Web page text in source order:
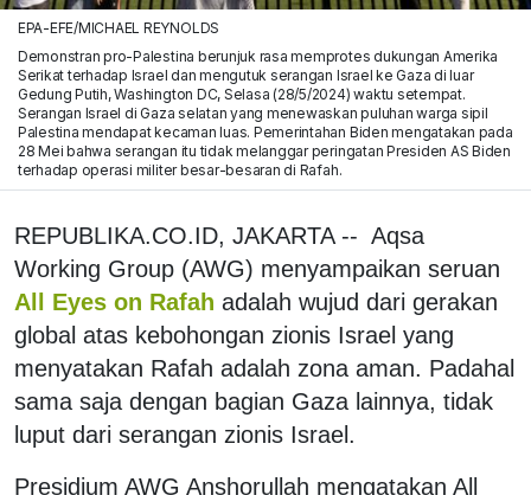
EPA-EFE/MICHAEL REYNOLDS
Demonstran pro-Palestina berunjuk rasa memprotes dukungan Amerika
Serikat terhadap Israel dan mengutuk serangan Israel ke Gaza di luar
Gedung Putih, Washington DC, Selasa (28/5/2024) waktu setempat.
Serangan Israel di Gaza selatan yang menewaskan puluhan warga sipil
Palestina mendapat kecaman luas. Pemerintahan Biden mengatakan pada
28 Mei bahwa serangan itu tidak melanggar peringatan Presiden AS Biden
terhadap operasi militer besar-besaran di Rafah.
REPUBLIKA.CO.ID, JAKARTA -- Aqsa
Working Group (AWG) menyampaikan seruan
All Eyes on Rafah adalah wujud dari gerakan
global atas kebohongan zionis Israel yang
menyatakan Rafah adalah zona aman. Padahal
sama saja dengan bagian Gaza lainnya, tidak
luput dari serangan zionis Israel.
Presidium AWG Anshorullah mengatakan All